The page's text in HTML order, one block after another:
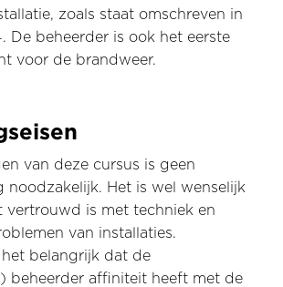
zoals staat omschreven in
De beheerder is ook het eerste
voor de brandweer.
van deze cursus is geen
noodzakelijk. Het is wel wenselijk
vertrouwd is met techniek en
van installaties.
belangrijk dat de
beheerder affiniteit heeft met de